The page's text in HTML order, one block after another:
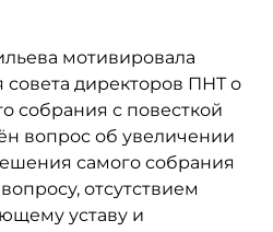
мотивировала
директоров ПНТ о
собрания с повесткой
вопрос об увеличении
самого собрания
отсутствием
уставу и